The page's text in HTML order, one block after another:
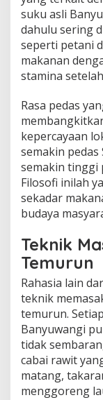
suku asli
dahulu sering
seperti petani
makanan
stamina
Rasa pedas
kepercayaan
semakin
semakin tinggi
Filosofi inilah
sekadar
budaya
Teknik
Temurun
Rahasia lain
teknik
temurun.
Banyuwangi
tidak
cabai rawit
matang,
menggoreng